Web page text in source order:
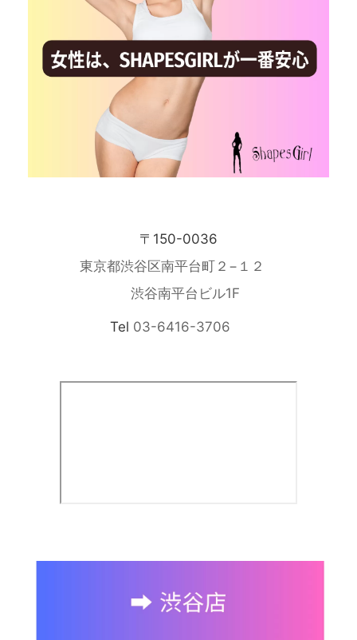
〒150-0036
東京都渋谷区南平台町２−１２
渋谷南平台ビル1F
Tel 03-6416-3706